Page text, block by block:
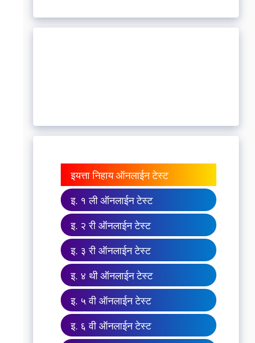
इयत्ता निहाय ऑनलाईन टेस्ट
इ. १ ली ऑनलाईन टेस्ट
इ. २ री ऑनलाईन टेस्ट
इ. ३ री ऑनलाईन टेस्ट
इ. ४ थी ऑनलाईन टेस्ट
इ. ५ वी ऑनलाईन टेस्ट
इ. ६ वी ऑनलाईन टेस्ट